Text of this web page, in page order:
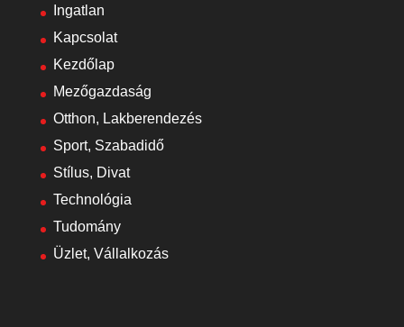
Ingatlan
Kapcsolat
Kezdőlap
Mezőgazdaság
Otthon, Lakberendezés
Sport, Szabadidő
Stílus, Divat
Technológia
Tudomány
Üzlet, Vállalkozás